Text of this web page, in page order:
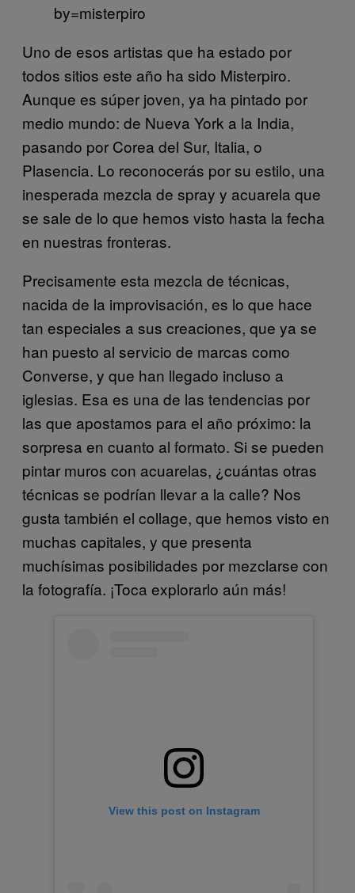
by=misterpiro
Uno de esos artistas que ha estado por
todos sitios este año ha sido Misterpiro.
Aunque es súper joven, ya ha pintado por
medio mundo: de Nueva York a la India,
pasando por Corea del Sur, Italia, o
Plasencia. Lo reconocerás por su estilo, una
inesperada mezcla de spray y acuarela que
se sale de lo que hemos visto hasta la fecha
en nuestras fronteras.
Precisamente esta mezcla de técnicas,
nacida de la improvisación, es lo que hace
tan especiales a sus creaciones, que ya se
han puesto al servicio de marcas como
Converse, y que han llegado incluso a
iglesias. Esa es una de las tendencias por
las que apostamos para el año próximo: la
sorpresa en cuanto al formato. Si se pueden
pintar muros con acuarelas, ¿cuántas otras
técnicas se podrían llevar a la calle? Nos
gusta también el collage, que hemos visto en
muchas capitales, y que presenta
muchísimas posibilidades por mezclarse con
la fotografía. ¡Toca explorarlo aún más!
View this post on Instagram